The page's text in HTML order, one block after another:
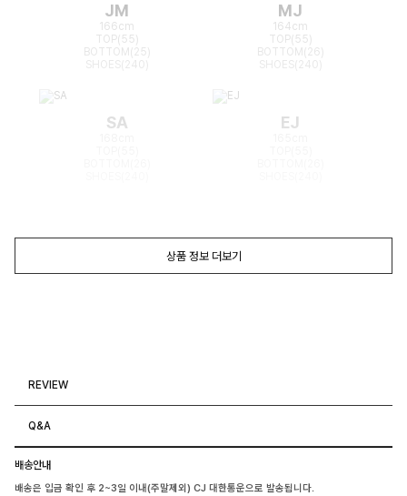
JM
166cm
TOP(55)
BOTTOM(25)
MJ
164cm
TOP(55)
BOTTOM(26)
SA EJ
상품 정보 더보기
REVIEW
Q&A
배송안내
배송은 입금 확인 후 2~3일 이내(주말제외) CJ 대한통운으로 발송됩니다.